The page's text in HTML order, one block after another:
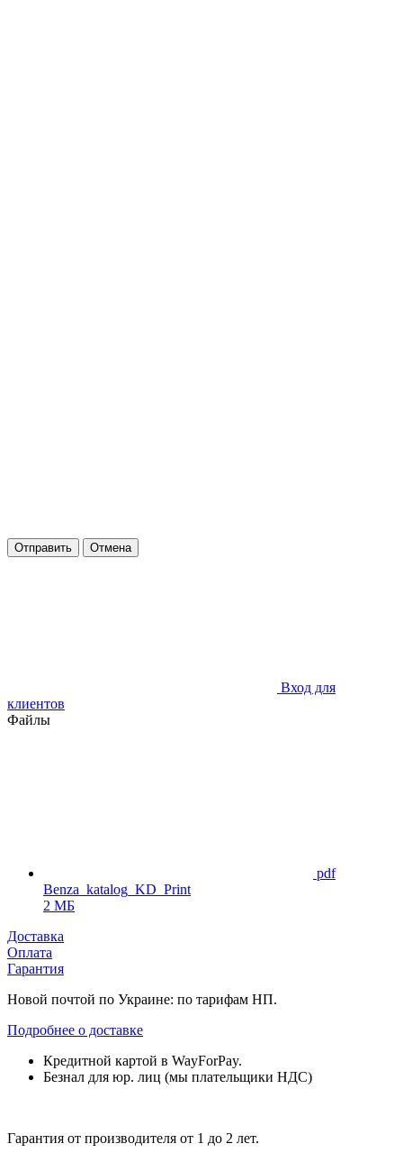
Отправить Отмена
Вход для
клиентов
Файлы
pdf
Benza_katalog_KD_Print
2 МБ
Доставка
Оплата
Гарантия
Новой почтой по Украине: по тарифам НП.
Подробнее о доставке
Кредитной картой в WayForPay.
Безнал для юр. лиц (мы плательщики НДС)
Гарантия от производителя от 1 до 2 лет.